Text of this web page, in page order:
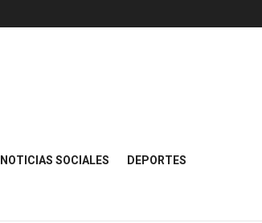
NOTICIAS SOCIALES DEPORTES